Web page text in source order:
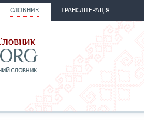
СЛОВНИК ТРАНСЛІТЕРАЦІЯ